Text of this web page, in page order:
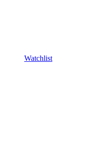
Watchlist